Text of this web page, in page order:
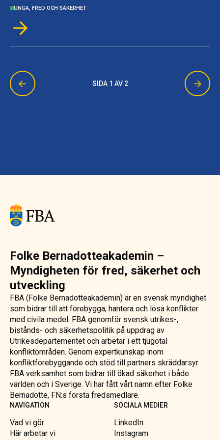
aktörer för att främja hållbar fred och säkerhet.
UNGA, FRED OCH SÄKERHET
SIDA 1 AV 2
Folke Bernadotteakademin –
Myndigheten för fred, säkerhet och
utveckling
FBA (Folke Bernadotteakademin) är en svensk myndighet
som bidrar till att förebygga, hantera och lösa konflikter
med civila medel. FBA genomför svensk utrikes-,
bistånds- och säkerhetspolitik på uppdrag av
Utrikesdepartementet och arbetar i ett tjugotal
konfliktområden. Genom expertkunskap inom
konfliktförebyggande och stöd till partners skräddarsyr
FBA verksamhet som bidrar till ökad säkerhet i både
världen och i Sverige. Vi har fått vårt namn efter Folke
Bernadotte, FN:s första fredsmedlare.
NAVIGATION
Vad vi gör
Här arbetar vi
SOCIALA MEDIER
LinkedIn
Instagram